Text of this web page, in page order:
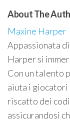
About The
Maxine Harper
Appassionata
Harper si
Con un talento
aiuta i giocatori
riscatto dei
assicurandosi